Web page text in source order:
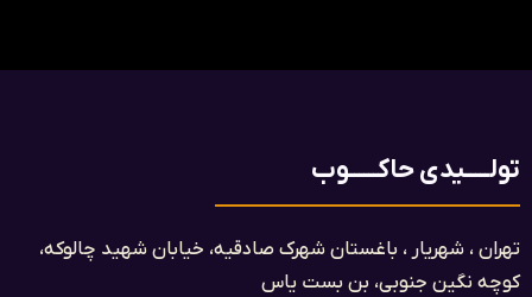
تولـــــیدی حاکــــــوب
تهران ، شهریار ، باغستان شهرک صادقیه، خیابان شهید چالوکه،
کوچه نگین جنوبی، بن بست یاس​